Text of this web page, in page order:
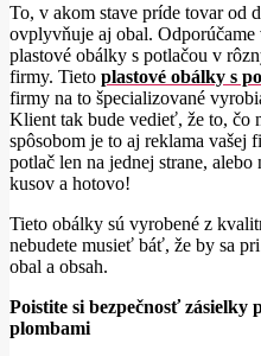
To, v akom stave príde tovar od
ovplyvňuje aj obal.
plastové obálky s potlačou v
firmy. Tieto plastové obálky s
firmy na to špecializované
Klient tak bude vedieť, že to, čo
spôsobom je to aj reklama vašej
potlač len na jednej strane, alebo
kusov a hotovo!
Tieto obálky sú vyrobené z
nebudete musieť báť, že by sa
obal a obsah.
Poistite si bezpečnosť zásielky
plombami